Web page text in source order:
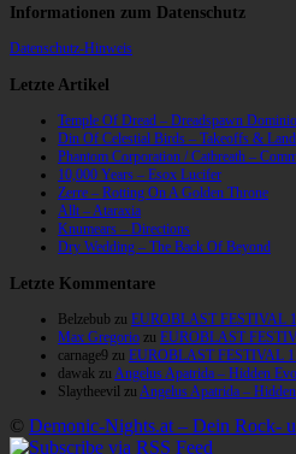
Informationen zum Datenschutz
Datenschutz-Hinweis
Letzte Artikel
Temple Of Dread – Dreadspawn
Din Of Celestial Birds – Takeoffs &
Phantom Corporation / Catbreath –
10,000 Years – Esox Lucifer
Zerre – Rotting On A Golden Throne
Allt – Ataraxia
Knumears – Directions
Dry Wedding – The Back Of Beyond
Letzte Kommentare
Belzebub zu EUROBLAST FESTIVAL
Max Gregorio zu EUROBLAST
carnage9 zu EUROBLAST FESTIVAL
dawak zu Angelus Apatrida – Hidden
Slaytheevil zu Angelus Apatrida –
© Demonic-Nights.at – Dein Rock-